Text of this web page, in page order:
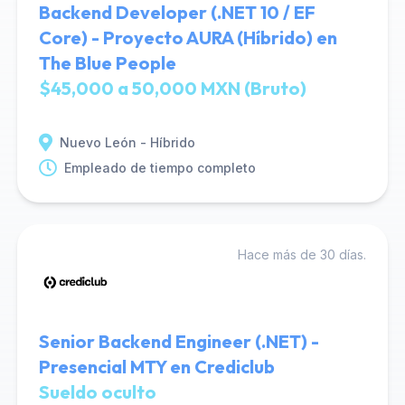
Backend Developer (.NET 10 / EF
Core) - Proyecto AURA (Híbrido) en
The Blue People
$45,000 a 50,000 MXN (Bruto)
Nuevo León - Híbrido
Empleado de tiempo completo
Hace más de 30 días.
Senior Backend Engineer (.NET) -
Presencial MTY en Crediclub
Sueldo oculto